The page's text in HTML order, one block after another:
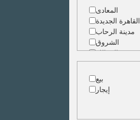
المعادى
القاهرة الجديدة
مدينة الرحاب
الشروق
الزمالك
جاردن سيتى
المهندسين
الجيزة
بيع
إيجار